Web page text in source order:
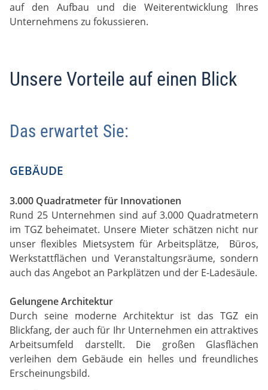
auf den Aufbau und die Weiterentwicklung Ihres
Unternehmens zu fokussieren.
Unsere Vorteile auf einen Blick
Das erwartet Sie:
GEBÄUDE
3.000 Quadratmeter für Innovationen
Rund 25 Unternehmen sind auf 3.000 Quadratmetern
im TGZ beheimatet. Unsere Mieter schätzen nicht nur
unser flexibles Mietsystem für Arbeitsplätze, Büros,
Werkstattflächen und Veranstaltungsräume, sondern
auch das Angebot an Parkplätzen und der E-Ladesäule.
Gelungene Architektur
Durch seine moderne Architektur ist das TGZ ein
Blickfang, der auch für Ihr Unternehmen ein attraktives
Arbeitsumfeld darstellt. Die großen Glasflächen
verleihen dem Gebäude ein helles und freundliches
Erscheinungsbild.